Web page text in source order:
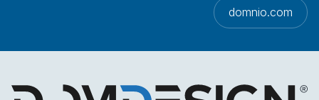
domnio.com